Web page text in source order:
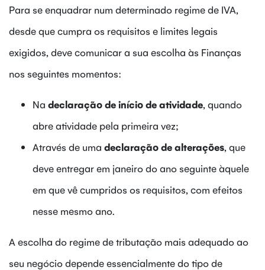
Para se enquadrar num determinado regime de IVA,
desde que cumpra os requisitos e limites legais
exigidos, deve comunicar a sua escolha às Finanças
nos seguintes momentos:
Na declaração de início de atividade, quando
abre atividade pela primeira vez;
Através de uma declaração de alterações, que
deve entregar em janeiro do ano seguinte àquele
em que vê cumpridos os requisitos, com efeitos
nesse mesmo ano.
A escolha do regime de tributação mais adequado ao
seu negócio depende essencialmente do tipo de